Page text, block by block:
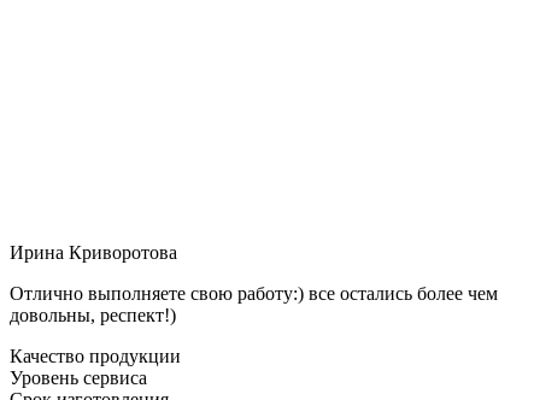
Ирина Криворотова
Отлично выполняете свою работу:) все остались более чем
довольны, респект!)
Качество продукции
Уровень сервиса